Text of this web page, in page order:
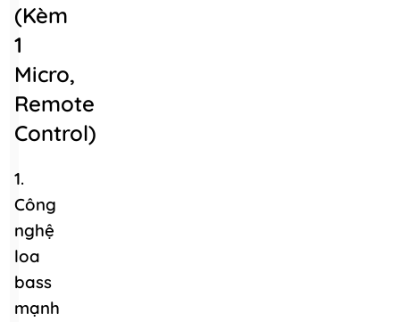
(kèm
1
Micro,
Remote
Control)
1.
Công
nghệ
loa
bass
mạnh